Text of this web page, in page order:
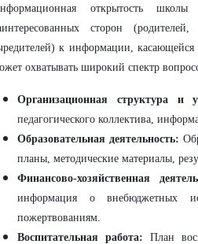
открытость
сторон (родителей,
к информации, касающейся
охватывать широкий спектр
Организационная структура и
педагогического коллектива,
Образовательная деятельность:
планы, методические материалы,
Финансово-хозяйственная
информация о внебюджетных
пожертвованиям.
Воспитательная работа: План